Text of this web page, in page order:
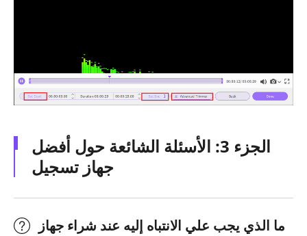
الجزء 3: الأسئلة الشائعة حول أفضل
جهاز تسجيل
ما الذي يجب علي الانتباه إليه عند شراء جهاز